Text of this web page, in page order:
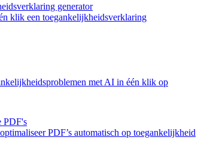
generator
klik een toegankelijkheidsverklaring
met AI in één klik op
PDF's
PDF’s automatisch op toegankelijkheid